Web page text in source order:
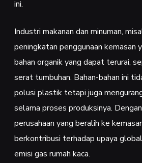
ini.
Industri makanan dan minuman,
peningkatan penggunaan kemasan
bahan organik yang dapat terurai,
serat tumbuhan. Bahan-bahan ini
polusi plastik tetapi juga
selama proses produksinya.
perusahaan yang beralih ke
berkontribusi terhadap upaya
emisi gas rumah kaca.